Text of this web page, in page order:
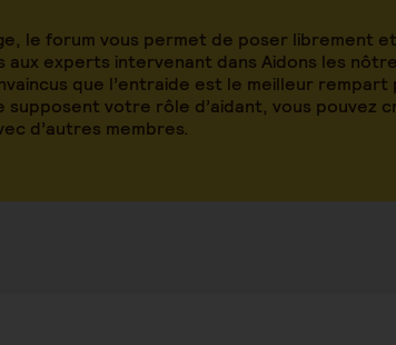
le forum vous permet de poser librement et
aux experts intervenant dans Aidons les
que l’entraide est le meilleur rempart
votre rôle d’aidant, vous pouvez
d’autres membres.